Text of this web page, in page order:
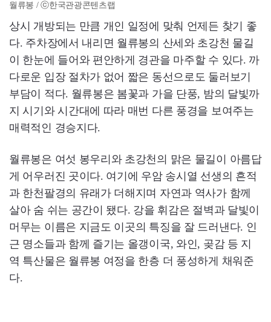
월류봉 / ⓒ한국관광콘텐츠랩
상시 개방되는 만큼 개인 일정에 맞춰 언제든 찾기 좋
다. 주차장에서 내리면 월류봉의 산세와 초강천 물길
이 한눈에 들어와 편안하게 경관을 마주할 수 있다. 까
다로운 입장 절차가 없어 짧은 동선으로도 둘러보기
부담이 적다. 월류봉은 봄꽃과 가을 단풍, 밤의 달빛까
지 시기와 시간대에 따라 매번 다른 풍경을 보여주는
매력적인 경승지다.
월류봉은 여섯 봉우리와 초강천의 맑은 물길이 아름답
게 어우러진 곳이다. 여기에 우암 송시열 선생의 흔적
과 한천팔경의 유래가 더해지며 자연과 역사가 함께
살아 숨 쉬는 공간이 됐다. 강을 휘감은 절벽과 달빛이
머무는 이름은 지금도 이곳의 특징을 잘 드러낸다. 인
근 명소들과 함께 즐기는 올갱이국, 와인, 곶감 등 지
역 특산물은 월류봉 여정을 한층 더 풍성하게 채워준
다.